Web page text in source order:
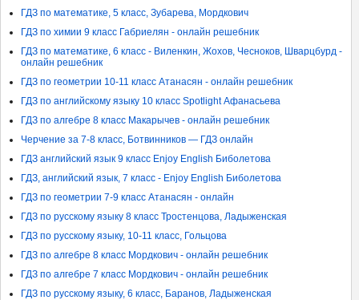
ГДЗ по математике, 5 класс, Зубарева, Мордкович
ГДЗ по химии 9 класс Габриелян - онлайн решебник
ГДЗ по математике, 6 класс - Виленкин, Жохов, Чесноков, Шварцбурд -
онлайн решебник
ГДЗ по геометрии 10-11 класс Атанасян - онлайн решебник
ГДЗ по английскому языку 10 класс Spotlight Афанасьева
ГДЗ по алгебре 8 класс Макарычев - онлайн решебник
Черчение за 7-8 класс, Ботвинников — ГДЗ онлайн
ГДЗ английский язык 9 класс Enjoy English Биболетова
ГДЗ, английский язык, 7 класс - Enjoy English Биболетова
ГДЗ по геометрии 7-9 класс Атанасян - онлайн
ГДЗ по русскому языку 8 класс Тростенцова, Ладыженская
ГДЗ по русскому языку, 10-11 класс, Гольцова
ГДЗ по алгебре 8 класс Мордкович - онлайн решебник
ГДЗ по алгебре 7 класс Мордкович - онлайн решебник
ГДЗ по русскому языку, 6 класс, Баранов, Ладыженская